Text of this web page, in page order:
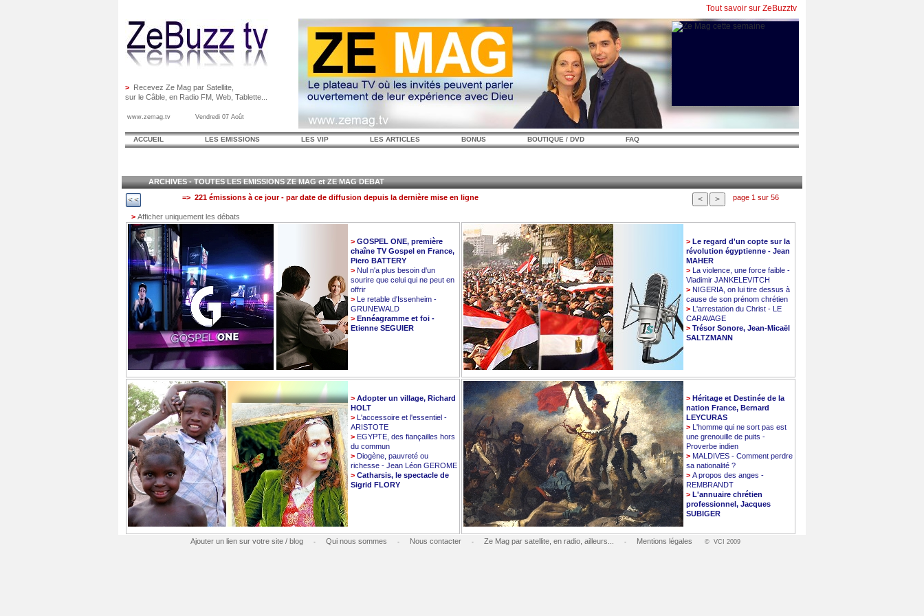
> Recevez Ze Mag par Satellite,
sur le Câble, en Radio FM, Web, Tablette...
www.zemag.tv Vendredi 07 Août
Tout savoir sur ZeBuzztv
ACCUEIL LES EMISSIONS LES VIP LES ARTICLES BONUS BOUTIQUE / DVD FAQ
ARCHIVES - TOUTES LES EMISSIONS ZE MAG et ZE MAG DEBAT
=> 221 émissions à ce jour - par date de diffusion depuis la dernière mise en ligne
page 1 sur 56
> Afficher uniquement les débats
> GOSPEL ONE, première
chaîne TV Gospel en France,
Piero BATTERY
> Nul n'a plus besoin d'un
sourire que celui qui ne peut en
offrir
> Le retable d'Issenheim -
GRUNEWALD
> Ennéagramme et foi -
Etienne SEGUIER
> Le regard d'un copte sur la
révolution égyptienne - Jean
MAHER
> La violence, une force faible -
Vladimir JANKELEVITCH
> NIGERIA, on lui tire dessus à
cause de son prénom chrétien
> L'arrestation du Christ - LE
CARAVAGE
> Trésor Sonore, Jean-Micaël
SALTZMANN
> Adopter un village, Richard
HOLT
> L'accessoire et l'essentiel -
ARISTOTE
> EGYPTE, des fiançailles hors
du commun
> Diogène, pauvreté ou
richesse - Jean Léon GEROME
> Catharsis, le spectacle de
Sigrid FLORY
> Héritage et Destinée de la
nation France, Bernard
LEYCURAS
> L'homme qui ne sort pas est
une grenouille de puits -
Proverbe indien
> MALDIVES - Comment perdre
sa nationalité ?
> A propos des anges -
REMBRANDT
> L'annuaire chrétien
professionnel, Jacques
SUBIGER
Ajouter un lien sur votre site / blog - Qui nous sommes - Nous contacter - Ze Mag par satellite, en radio, ailleurs... - Mentions légales © VCI 2009